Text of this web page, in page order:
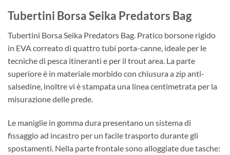
Tubertini Borsa Seika Predators Bag
Tubertini Borsa Seika Predators Bag. Pratico borsone rigido
in EVA correato di quattro tubi porta-canne, ideale per le
tecniche di pesca itineranti e per il trout area. La parte
superiore è in materiale morbido con chiusura a zip anti-
salsedine, inoltre vi è stampata una linea centimetrata per la
misurazione delle prede.
Le maniglie in gomma dura presentano un sistema di
fissaggio ad incastro per un facile trasporto durante gli
spostamenti. Nella parte frontale sono alloggiate due tasche: